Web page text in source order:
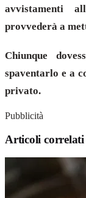
avvistamenti
provvederà a
Chiunque
spaventarlo e a
privato.
Pubblicità
Articoli correlati